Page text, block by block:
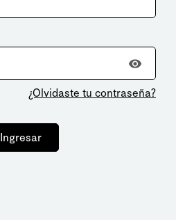
¿Olvidaste tu contraseña?
Ingresar